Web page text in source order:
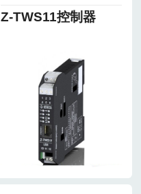
Z-TWS11控制器